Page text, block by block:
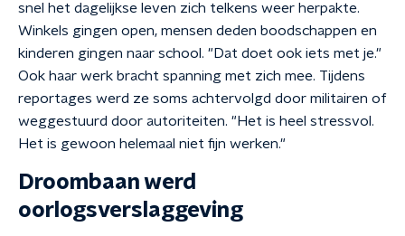
snel het dagelijkse leven zich telkens weer herpakte.
Winkels gingen open, mensen deden boodschappen en
kinderen gingen naar school. "Dat doet ook iets met je."
Ook haar werk bracht spanning met zich mee. Tijdens
reportages werd ze soms achtervolgd door militairen of
weggestuurd door autoriteiten. "Het is heel stressvol.
Het is gewoon helemaal niet fijn werken."
Droombaan werd
oorlogsverslaggeving